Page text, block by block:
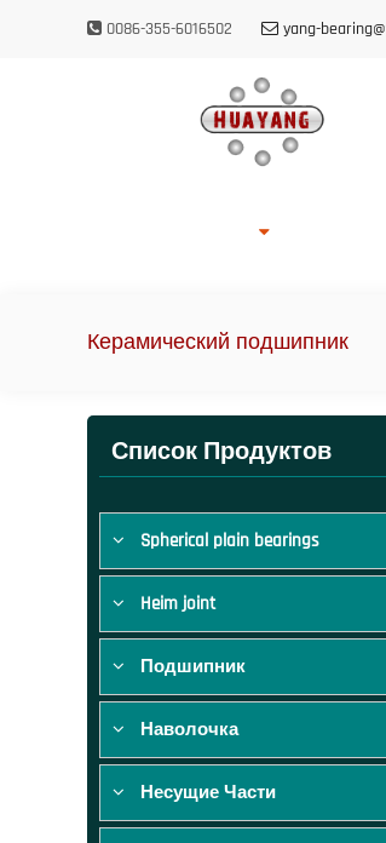
0086-355-6016502 yang-
Керамический подшипник
Список Продуктов
Spherical plain bearings
Heim joint
Подшипник
Наволочка
Несущие Части